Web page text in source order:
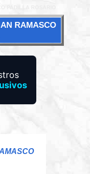
RAMASCO